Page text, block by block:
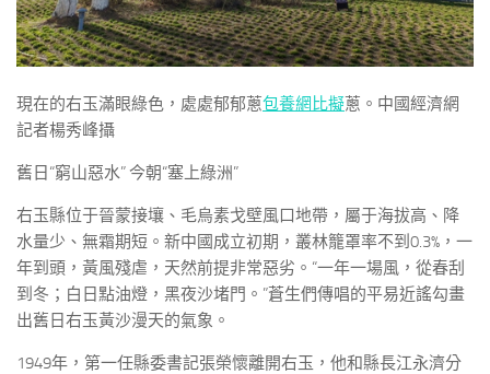
現在的右玉滿眼綠色，處處郁郁蔥包養網比擬蔥。中國經濟網
記者楊秀峰攝
舊日“窮山惡水” 今朝“塞上綠洲”
右玉縣位于晉蒙接壤、毛烏素戈壁風口地帶，屬于海拔高、降
水量少、無霜期短。新中國成立初期，叢林籠罩率不到0.3%，一
年到頭，黃風殘虐，天然前提非常惡劣。“一年一場風，從春刮
到冬；白日點油燈，黑夜沙堵門。”蒼生們傳唱的平易近謠勾畫
出舊日右玉黃沙漫天的氣象。
1949年，第一任縣委書記張榮懷離開右玉，他和縣長江永濟分